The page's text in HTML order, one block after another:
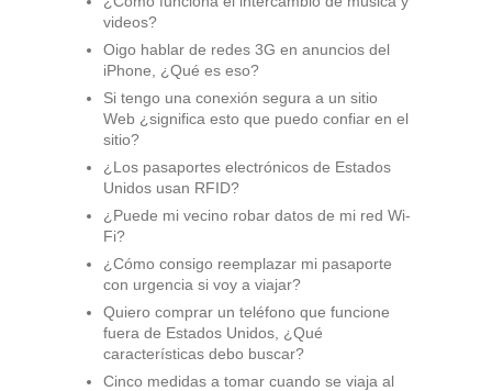
videos?
Oigo hablar de redes 3G en anuncios del
iPhone, ¿Qué es eso?
Si tengo una conexión segura a un sitio
Web ¿significa esto que puedo confiar en el
sitio?
¿Los pasaportes electrónicos de Estados
Unidos usan RFID?
¿Puede mi vecino robar datos de mi red Wi-
Fi?
¿Cómo consigo reemplazar mi pasaporte
con urgencia si voy a viajar?
Quiero comprar un teléfono que funcione
fuera de Estados Unidos, ¿Qué
características debo buscar?
Cinco medidas a tomar cuando se viaja al